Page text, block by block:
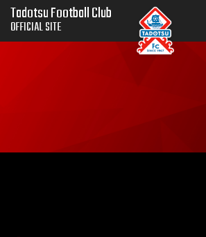
Tadotsu Football Club
OFFICIAL SITE